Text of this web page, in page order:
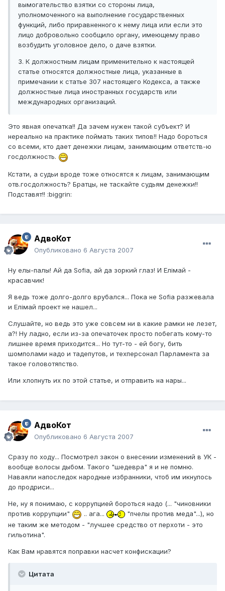
вымогательство взятки со стороны лица,
уполномоченного на выполнение государственных
функций, либо приравненного к нему лица или если это
лицо добровольно сообщило органу, имеющему право
возбудить уголовное дело, о даче взятки.
3. К должностным лицам применительно к настоящей
статье относятся должностные лица, указанные в
примечании к статье 307 настоящего Кодекса, а также
должностные лица иностранных государств или
международных организаций.
Это явная опечатка!! Да зачем нужен такой субъект? И
нереально на практике поймать таких типов!! Надо бороться
со всеми, кто дает денежки лицам, занимающим ответств-ю
госдолжность.
Кстати, а судьи вроде тоже относятся к лицам, занимающим
отв.госдолжность? Братцы, не таскайте судьям денежки!!
Подставят!! :biggrin:
АдвоКот
Опубликовано 6 Августа 2007
Ну елы-палы! Ай да Sofia, ай да зоркий глаз! И Елiмай -
красавчик!
Я ведь тоже долго-долго врубался... Пока не Sofia разжевала
и Елiмай проект не нашел...
Слушайте, но ведь это уже совсем ни в какие рамки не лезет,
а?! Ну ладно, если из-за опечаточек просто побегать кому-то
лишнее время приходится... Но тут-то - ей богу, бить
шомполами надо и тадепутов, и техперсонал Парламента за
такое головотяпство.
Или хлопнуть их по этой статье, и отправить на нары...
АдвоКот
Опубликовано 6 Августа 2007
Сразу по ходу... Посмотрел закон о внесении изменений в УК -
вообще волосы дыбом. Такого "шедевра" я и не помню.
Наваяли напоследок народные избранники, чтоб им икнулось
до продриси...
Не, ну я понимаю, с коррупцией бороться надо (... "чиновники
против коррупции"
.. ага...
"пчелы против меда"...), но
не таким же методом - "лучшее средство от перхоти - это
гильотина".
Как Вам нравятся поправки насчет конфискации?
Цитата